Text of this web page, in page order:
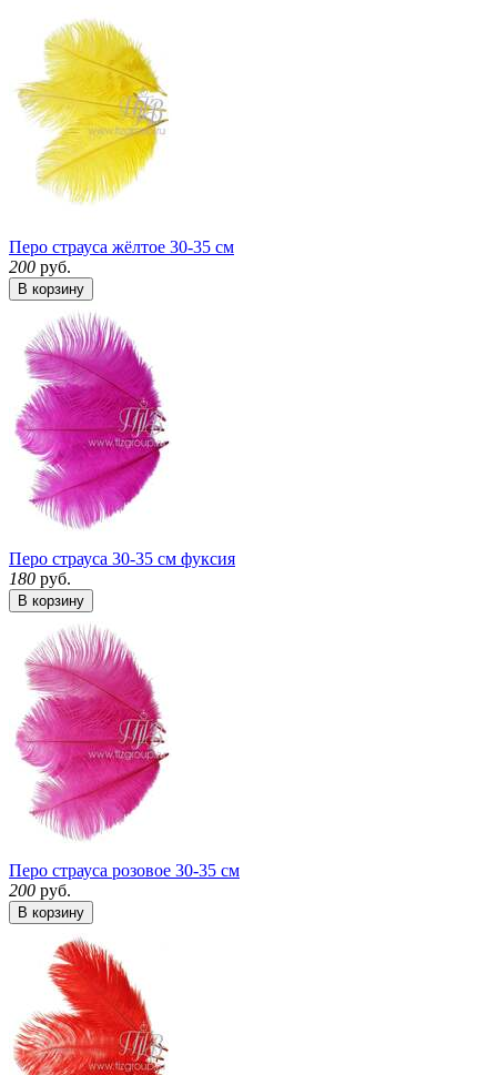
Перо страуса жёлтое 30-35 см
200 руб.
В корзину
Перо страуса 30-35 см фуксия
180 руб.
В корзину
Перо страуса розовое 30-35 см
200 руб.
В корзину